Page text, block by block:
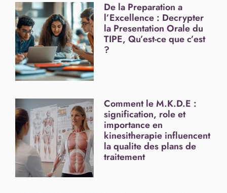
De la Preparation a
l’Excellence : Decrypter
la Presentation Orale du
TIPE, Qu’est-ce que c’est
?
Comment le M.K.D.E :
signification, role et
importance en
kinesitherapie influencent
la qualite des plans de
traitement